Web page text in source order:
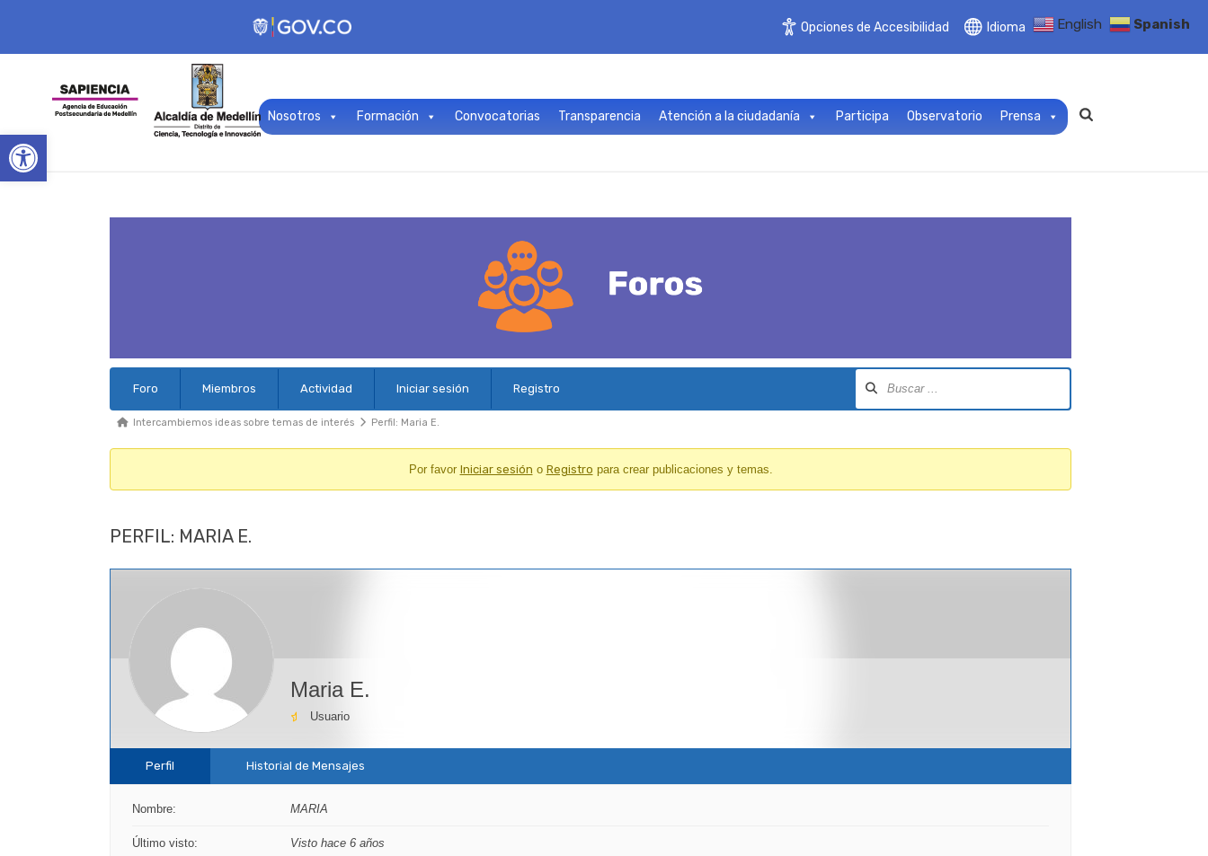
Open toolbar
Opciones de Accesibilidad Idioma
Nosotros Formación Convocatorias Transparencia Atención a la ciudadanía Participa Observatorio Prensa
Foro
Foro Miembros Actividad Iniciar sesión Registro
Migajas
-
encuentras
Intercambiemos ideas sobre temas de interés Perfil: Maria E.
Por favor Iniciar sesión o Registro para crear publicaciones y temas.
PERFIL: MARIA E.
Maria E.
Usuario
Perfil Historial de Mensajes
Nombre: MARIA
Último visto: Visto hace 6 años
English Spanish